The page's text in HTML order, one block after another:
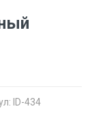
ID-434